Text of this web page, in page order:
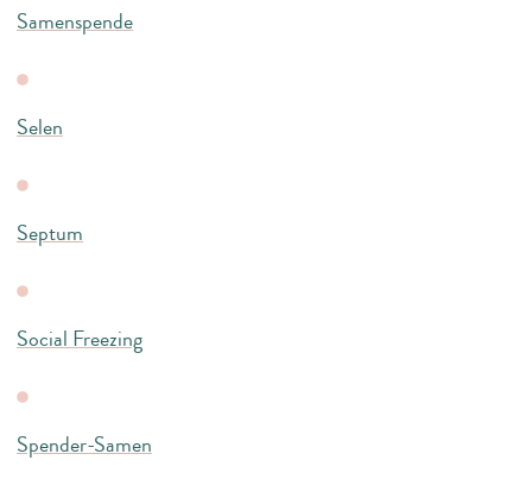
Samenspende
Selen
Septum
Social Freezing
Spender-Samen